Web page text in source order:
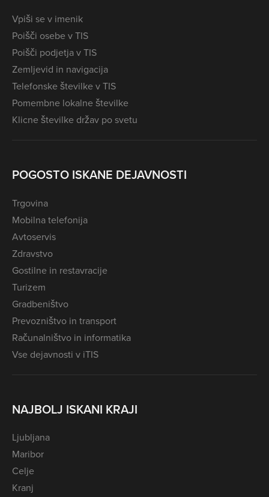
Vpiši se v imenik
Poišči osebe v TIS
Poišči podjetja v TIS
Zemljevid in navigacija
Telefonske številke v TIS
Pomembne lokalne številke
Klicne številke držav po svetu
POGOSTO ISKANE DEJAVNOSTI
Trgovina
Mobilna telefonija
Avtoservis
Zdravstvo
Gostilne in restavracije
Turizem
Gradbeništvo
Prevozništvo in transport
Računalništvo in informatika
Vse dejavnosti v iTIS
NAJBOLJ ISKANI KRAJI
Ljubljana
Maribor
Celje
Kranj